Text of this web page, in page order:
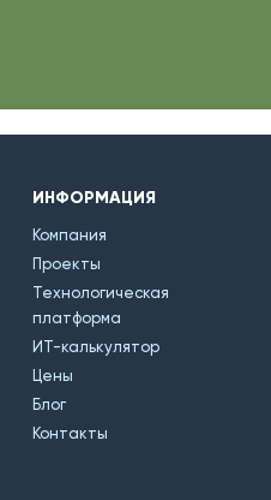
ИНФОРМАЦИЯ
Компания
Проекты
Технологическая
платформа
ИТ-калькулятор
Цены
Блог
Контакты